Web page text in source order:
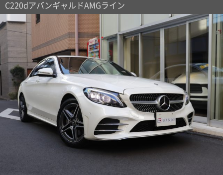
C220dアバンギャルドAMGライン